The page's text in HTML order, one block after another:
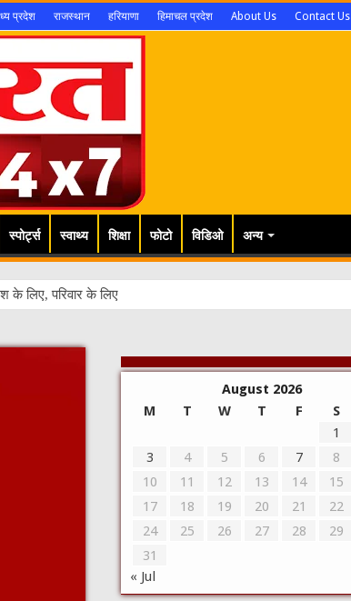
प्रदेश राजस्थान हरियाणा हिमाचल प्रदेश About Us Contact Us
स्पोर्ट्स स्वाथ्य शिक्षा फोटो विडिओ अन्य
के लिए, परिवार के लिए और खुद अपने लिए नशे से हमेशा रहें दूर प्रधानमं
August 2026
M
T W T F S
1
3
4 5 6 7 8
10
11 12 13 14 15
17
18 19 20 21 22
24
25 26 27 28 29
31
« Jul